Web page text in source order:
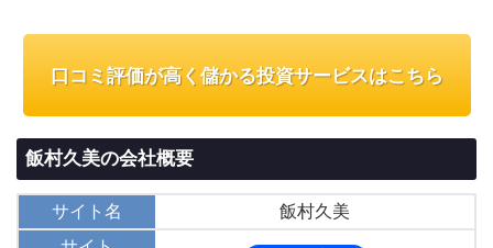
口コミ評価が高く儲かる投資サービスはこちら
飯村久美の会社概要
サイト名
飯村久美